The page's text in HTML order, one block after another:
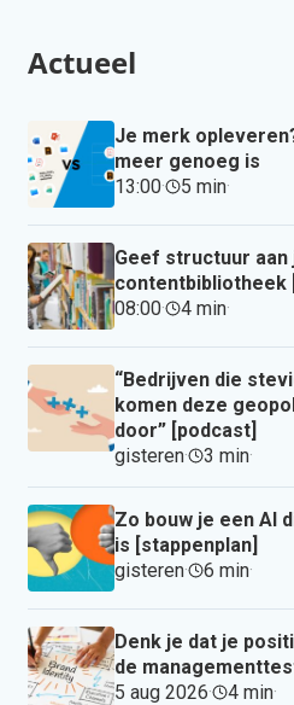
Actueel
Je merk
meer genoeg is
13:00· 5 min·
Geef structuur
contentbibliotheek
08:00· 4 min·
“Bedrijven die
komen deze
door” [podcast]
gisteren· 3 min·
Zo bouw je een AI
is [stappenplan]
gisteren· 6 min·
Denk je dat je
de
5 aug 2026· 4 min·